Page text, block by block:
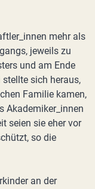
mehr als
jeweils zu
und am Ende
sich heraus,
Familie kamen,
Akademiker_innen
seien sie eher vor
so die
an der